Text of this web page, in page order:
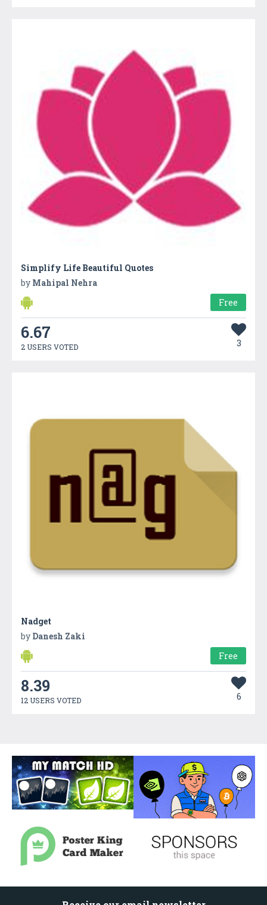
Simplify Life Beautiful Quotes
by Mahipal Nehra
Free
6.67
2 USERS VOTED 3
Nadget
by Danesh Zaki
Free
8.39
12 USERS VOTED 6